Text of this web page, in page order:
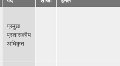
प्रमुख
प्रशासकीय
अधिकृत